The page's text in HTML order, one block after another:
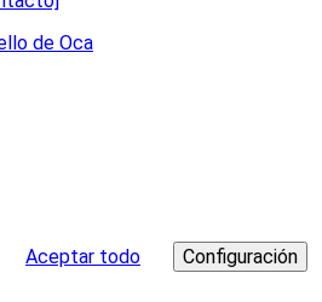
Aceptar todo